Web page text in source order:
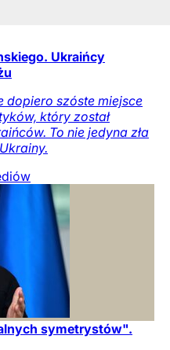
Ukraińcy
dopiero szóste miejsce
który został
To nie jedyna zła
symetrystów".